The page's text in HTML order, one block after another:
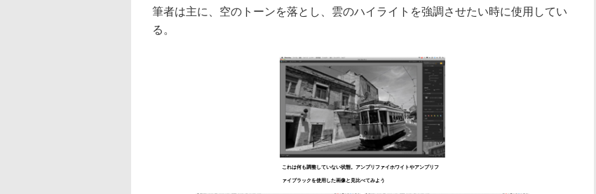
筆者は主に、空のトーンを落とし、雲のハイライトを強調させたい時に使用してい
る。
これは何も調整していない状態。アンプリファイホワイトやアンプリフ
ァイブラックを使用した画像と見比べてみよう